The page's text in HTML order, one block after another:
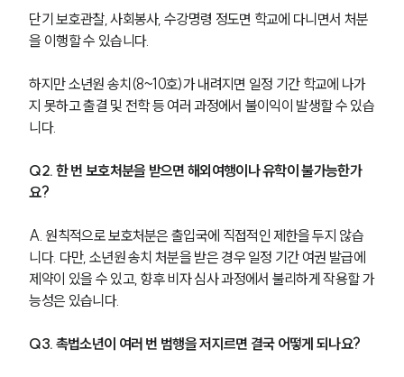
단기 보호관찰, 사회봉사, 수강명령 정도면 학교에 다니면서 처분
을 이행할 수 있습니다.
하지만 소년원 송치(8~10호)가 내려지면 일정 기간 학교에 나가
지 못하고 출결 및 전학 등 여러 과정에서 불이익이 발생할 수 있습
니다.
Q2. 한 번 보호처분을 받으면 해외여행이나 유학이 불가능한가
요?
A. 원칙적으로 보호처분은 출입국에 직접적인 제한을 두지 않습
니다. 다만, 소년원 송치 처분을 받은 경우 일정 기간 여권 발급에
제약이 있을 수 있고, 향후 비자 심사 과정에서 불리하게 작용할 가
능성은 있습니다.
Q3. 촉법소년이 여러 번 범행을 저지르면 결국 어떻게 되나요?